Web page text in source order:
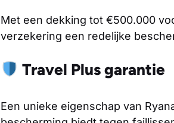
Met een dekking tot €500.000
verzekering een redelijke
Travel Plus garantie
Een unieke eigenschap van